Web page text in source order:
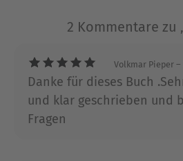
wirklich hilft.
Über Dr. med. Peer Aries
Dr. med. Peer Aries ist
Immunologe und
unterschiedlicher
2 Kommentare zu
Volkmar Pieper –
Danke für dieses Buch
und klar geschrieben und
Fragen